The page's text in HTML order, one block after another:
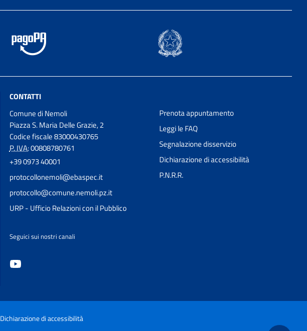
CONTATTI
Comune di Nemoli
Piazza S. Maria Delle Grazie, 2
Codice fiscale 83000430765
P. IVA:00808780761
+39 0973 40001
protocollonemoli@ebaspec.it
protocollo@comune.nemoli.pz.it
URP - Ufficio Relazioni con il Pubblico
Seguici sui nostri canali
Prenota appuntamento
Leggi le FAQ
Segnalazione disservizio
Dichiarazione di accessibilità
P.N.R.R.
Dichiarazione di accessibilità